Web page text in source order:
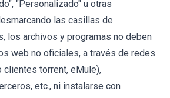
"Personalizado" u otras
las casillas de
los archivos y programas no deben
web no oficiales, a través de redes
clientes torrent, eMule),
etc., ni instalarse con